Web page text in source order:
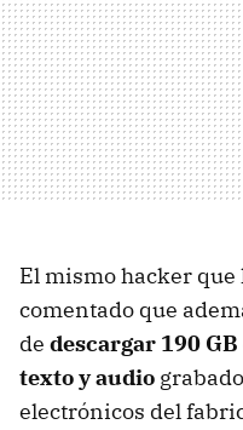
El mismo hacker que
comentado que
de descargar 190
texto y audio
electrónicos del